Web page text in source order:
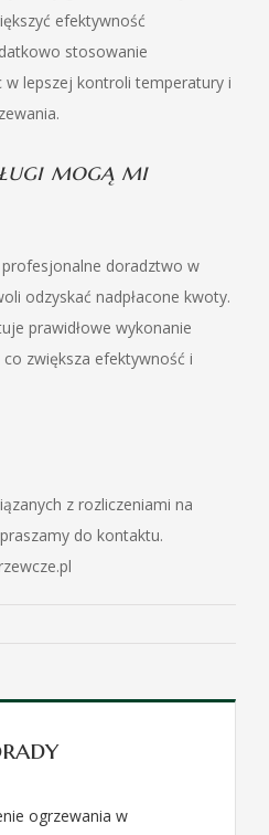
efektywność
stosowanie
lepszej kontroli temperatury i
mogą mi
doradztwo w
odzyskać nadpłacone kwoty.
prawidłowe wykonanie
zwiększa efektywność i
z rozliczeniami na
do kontaktu.
ogrzewania w